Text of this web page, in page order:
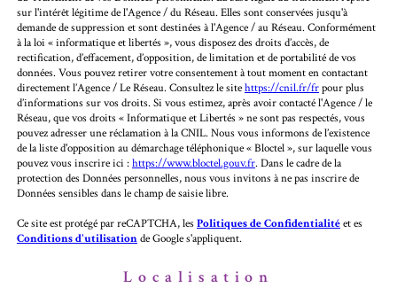
sur l'intérêt légitime de l'Agence / du Réseau. Elles sont conservées jusqu'à
demande de suppression et sont destinées à l'Agence / au Réseau. Conformément
à la loi « informatique et libertés », vous disposez des droits d’accès, de
rectification, d’effacement, d’opposition, de limitation et de portabilité de vos
données. Vous pouvez retirer votre consentement à tout moment en contactant
directement l’Agence / Le Réseau. Consultez le sitehttps://cnil.fr/frpour plus
d’informations sur vos droits. Si vous estimez, après avoir contacté l'Agence / le
Réseau, que vos droits « Informatique et Libertés » ne sont pas respectés, vous
pouvez adresser une réclamation à la CNIL. Nous vous informons de l’existence
de la liste d'opposition au démarchage téléphonique « Bloctel », sur laquelle vous
pouvez vous inscrire ici :https://www.bloctel.gouv.fr. Dans le cadre de la
protection des Données personnelles, nous vous invitons à ne pas inscrire de
Données sensibles dans le champ de saisie libre.
Ce site est protégé par reCAPTCHA, lesPolitiques de Confidentialitéet es
Conditions d'utilisationde Google s'appliquent.
Localisation